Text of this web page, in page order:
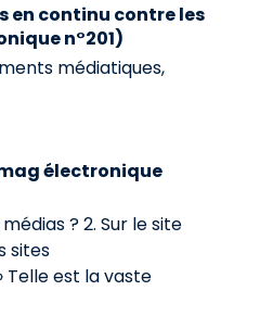
en continu contre les
n°201)
médiatiques,
électronique
médias ? 2. Sur le site
sites
Telle est la vaste